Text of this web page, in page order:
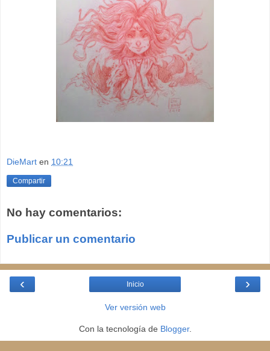
DieMart en 10:21
Compartir
No hay comentarios:
Publicar un comentario
‹ ›
Inicio
Ver versión web
Con la tecnología de Blogger.